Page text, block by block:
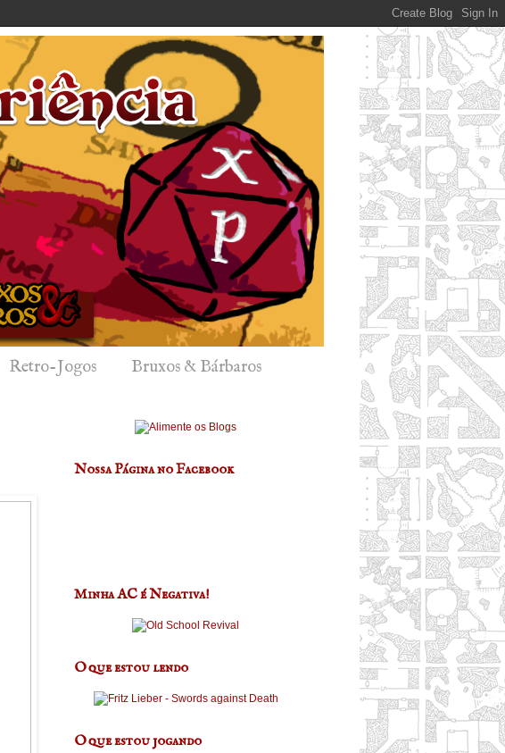
Retro-Jogos Bruxos & Bárbaros
Nossa Página no Facebook
Minha AC é Negativa!
O que estou lendo
O que estou jogando